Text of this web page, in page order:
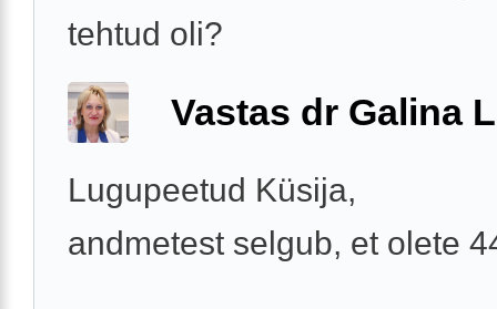
tehtud oli?
Vastas dr Galina
Lugupeetud Küsija,
andmetest selgub, et olete